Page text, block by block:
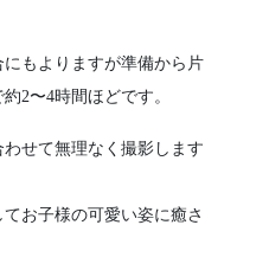
もよりますが準備から片
2〜4時間ほどです。
せて無理なく撮影します
お子様の可愛い姿に癒さ